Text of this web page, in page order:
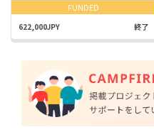
FUNDED
622,000JPY 終了